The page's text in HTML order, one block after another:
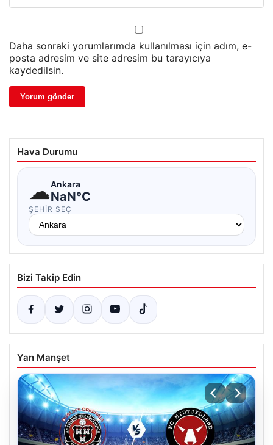
Daha sonraki yorumlarımda kullanılması için adım, e-
posta adresim ve site adresim bu tarayıcıya
kaydedilsin.
Hava Durumu
☁Ankara
NaN°C
ŞEHIR SEÇ
Bizi Takip Edin
Yan Manşet